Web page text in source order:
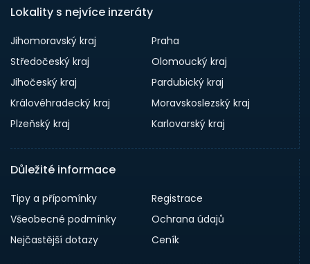
Lokality s nejvíce inzeráty
Jihomoravský kraj
Praha
Středočeský kraj
Olomoucký kraj
Jihočeský kraj
Pardubický kraj
Královéhradecký kraj
Moravskoslezský kraj
Plzeňský kraj
Karlovarský kraj
Důležité informace
Tipy a přípomínky
Registrace
Všeobecné podmínky
Ochrana údajů
Nejčastější dotazy
Ceník